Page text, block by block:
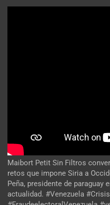
Maibort Petit Sin Filtros
retos que impone Siria a
Peña, presidente de paraguay
actualidad. #Venezuela